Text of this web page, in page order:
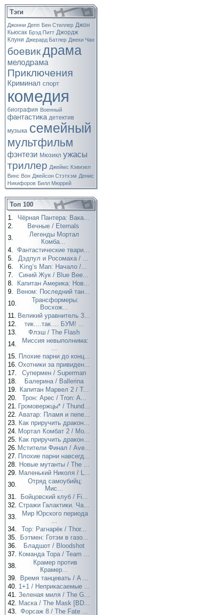
Тэги
Джонни Депп Бен Стиллер Джон
Кьюсак Брэд Питт Джордж
Клуни Джерард Батлер Джеки Чан
боевикдрама
мелодрама
Приключения
Криминал спорт
комедия
биография Военный
фантастика детектив
музыка семейный
мультфильм
фэнтези Мюзикл ужасы
триллер Джеймс Кэвизел
Винс Вон Джейсон Стэтхэм Денис
Никифоров Билл Мюррей
Топ 100
1.
Чёрная Пантера: Вака...
2.
Вечные / Eternals
3.
Легенды Мортал
Комба...
4. Фантастические твари...
5.
Дэдпул и Росомаха / ...
6.
King’s Man: Начало /...
7.
Синий Жук / Blue Bee...
8.
Капитан Америка: Нов...
9.
Веном: Последний тан...
10.
Трансформеры:
Восхож...
11. Великий уравнитель 3...
12.
тик....так.... БУМ! ...
13.
Флэш / The Flash
14.
Миссия невыполнима:
...
15. Плохие парни до конц...
16. Охотники за привиден...
17.
Супермен / Superman
18.
Балерина / Ballerina
19. Капитан Марвел 2 / T...
20.
Трон: Арес / Tron: A...
21. Громовержцы* / Thund...
22. Аватар: Пламя и пепе...
23. Как приручить дракон...
24. Мортал Комбат 2 / Mo...
25. Как приручить дракон...
26. Мстители Финал / Ave...
27. Плохие парни навсегд...
28. Новые мутанты / The ...
29. Маленький Николя / L...
30.
Отряд самоубийц:
Мис...
31.
Бойцовский клуб / Fi...
32. Стражи Галактики. Ча...
33.
Мир Юрского периода
...
34.
Тор: Рагнарёк / Thor...
35.
Бэтмен: Готэм в газо...
36.
Бладшот / Bloodshot
37. Команда Тора / Team ...
38.
Крамер против
Крамер...
39.
Время танцевать / A ...
40. 1+1 / Неприкасаемые ...
41. Зеленая миля / The G...
42. Маска / The Mask [BD...
43. Форсаж 8 / The Fate ...